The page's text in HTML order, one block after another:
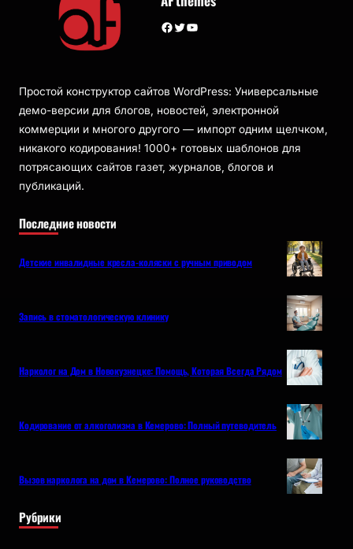
Facebook Twitter YouTube
Простой конструктор сайтов WordPress: Универсальные
демо-версии для блогов, новостей, электронной
коммерции и многого другого — импорт одним щелчком,
никакого кодирования! 1000+ готовых шаблонов для
потрясающих сайтов газет, журналов, блогов и
публикаций.
Последние новости
Детские инвалидные кресла-коляски с ручным приводом
Запись в стоматологическую клинику
Нарколог на Дом в Новокузнецке: Помощь, Которая Всегда Рядом
Кодирование от алкоголизма в Кемерово: Полный путеводитель
Вызов нарколога на дом в Кемерово: Полное руководство
Рубрики